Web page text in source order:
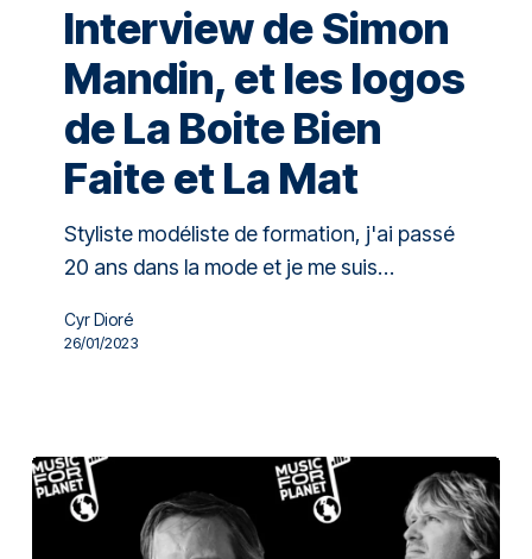
Interview de Simon
Mandin, et les logos
de La Boite Bien
Faite et La Mat
Styliste modéliste de formation, j'ai passé
20 ans dans la mode et je me suis…
Cyr Dioré
26/01/2023